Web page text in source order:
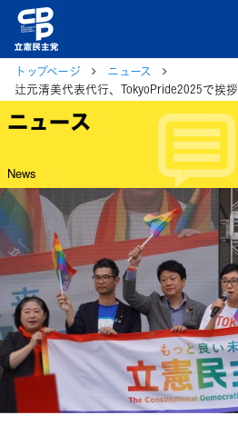
トップページ
ニュース
辻元清美代表代行、TokyoPride2025で挨拶
ニュース
News